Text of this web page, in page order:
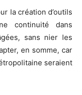
la création d’outils
continuité dans
sans nier les
en somme, car
seraient